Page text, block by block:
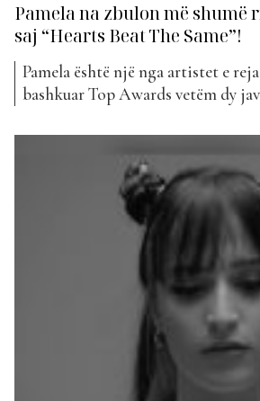
Pamela na zbulon më shumë
saj “Hearts Beat The Same”!
Pamela është një nga artistet e
bashkuar Top Awards vetëm dy
ftuar në studion e “Live From
Radio ku ka folur më shumë për